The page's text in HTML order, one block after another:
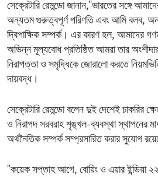
সেক্রেটারি রেমন্ডো জানান,''ভারতের সঙ্গে
অন্যতম গুরুত্বপূর্ণ পরিণতি এবং আমি বলব,
দ্বিপাক্ষিক সম্পর্ক। এর কারণ হল, আমাদের
অভিন্ন মূল্যবোধ প্রতিষ্ঠিত আমরা তার
নিরাপত্তা ও সমৃদ্ধিকে জোরালো করতে
দায়বদ্ধ।
সেক্রেটারি রেমন্ডো বলেন দুই দেশেই চাকরির
ও নিরাপদ সরবরাহ শৃঙ্খল-ব্যবস্থা স্থাপনের
অর্থনৈতিক সম্পর্ক সম্প্রসারিত করার সুযোগ
''কয়েক সপ্তাহ আগে, বোয়িং ও এয়ার ইন্ডিয়া